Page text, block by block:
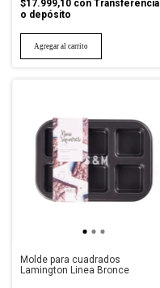
$17.999,10 con Transferencia
o depósito
Molde para cuadrados
Lamington Linea Bronce